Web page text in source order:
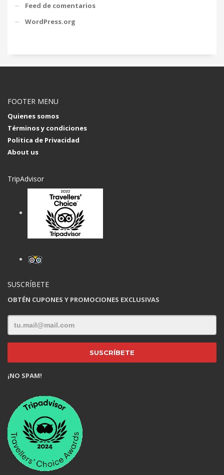
Feed de comentarios
WordPress.org
FOOTER MENU
Quienes somos
Términos y condiciones
Politica de Privacidad
About us
TripAdvisor
SUSCRÍBETE
OBTÉN CUPONES Y PROMOCIONES EXCLUSIVAS
¡NO SPAM!